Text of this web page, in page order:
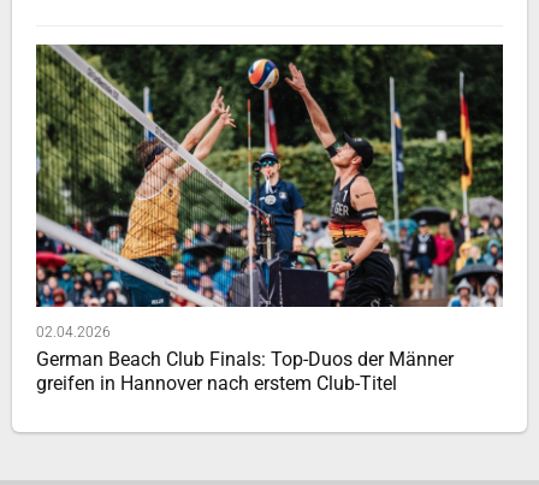
02.04.2026
German Beach Club Finals: Top-Duos der Männer
greifen in Hannover nach erstem Club-Titel